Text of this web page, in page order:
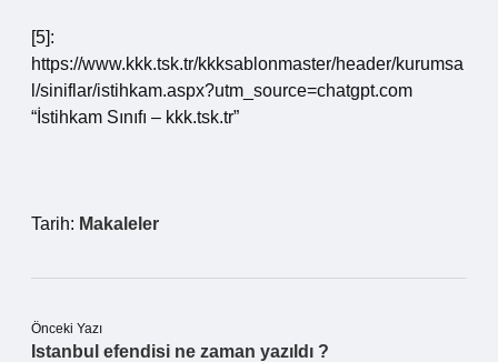
[5]:
https://www.kkk.tsk.tr/kkksablonmaster/header/kurumsa
l/siniflar/istihkam.aspx?utm_source=chatgpt.com
“İstihkam Sınıfı – kkk.tsk.tr”
Tarih: Makaleler
Önceki Yazı
Istanbul efendisi ne zaman yazıldı ?